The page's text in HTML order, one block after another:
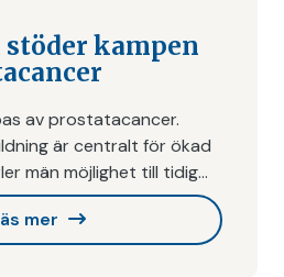
kampen
av prostatacancer.
är centralt för ökad
män möjlighet till tidig
Vården ska vara
mer